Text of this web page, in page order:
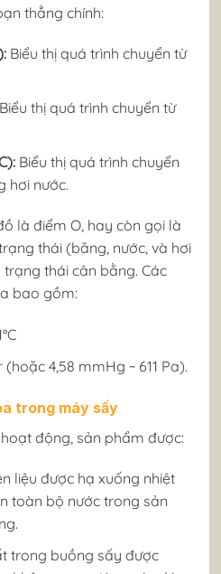
thẳng chính:
Biểu thị quá trình chuyển từ
Biểu thị quá trình chuyển từ
Biểu thị quá trình chuyển
hơi nước.
là điểm O, hay còn gọi là
thái (băng, nước, và hơi
thái cân bằng. Các
bao gồm:
(hoặc 4,58 mmHg ~ 611 Pa).
trong máy sấy
động, sản phẩm được:
liệu được hạ xuống nhiệt
toàn bộ nước trong sản
trong buồng sấy được